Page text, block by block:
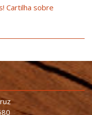
Cartilha sobre